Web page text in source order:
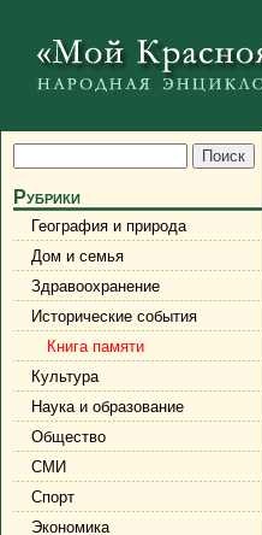
Рубрики
География и природа
Дом и семья
Здравоохранение
Исторические события
Книга памяти
Культура
Наука и образование
Общество
СМИ
Спорт
Экономика